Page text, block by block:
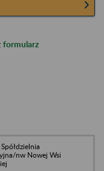
formularz
nw Nowej Wsi